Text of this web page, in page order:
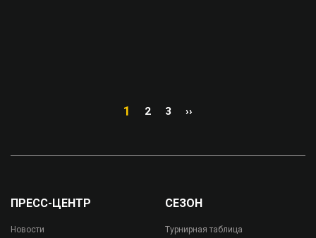
1 2 3 ››
ПРЕСС-ЦЕНТР
Новости
СЕЗОН
Турнирная таблица